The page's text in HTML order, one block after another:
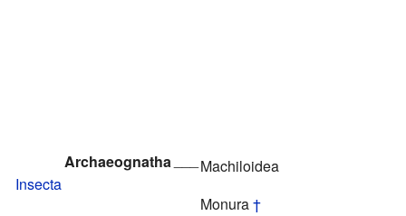
Insecta
Archaeognatha
Machiloidea
Monura†